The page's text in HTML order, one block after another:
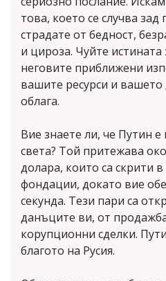
това, което се случва
страдате от бедност,
и цироза. Чуйте
неговите приближени
вашите ресурси и вашето
облага.
Вие знаете ли, че Путин
света? Той притежава
долара, които са скрити
фондации, докато вие
секунда. Тези пари са
данъците ви, от
корупционни сделки.
благото на Русия.